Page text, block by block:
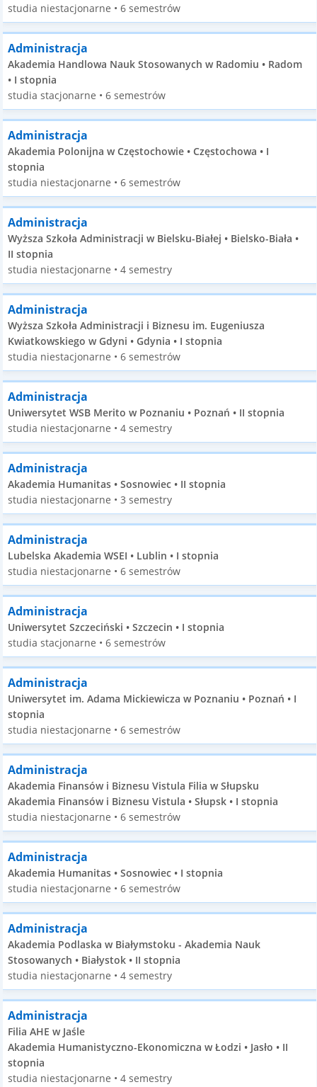
studia niestacjonarne • 6 semestrów
Administracja
Akademia Handlowa Nauk Stosowanych w Radomiu • Radom
• I stopnia
studia stacjonarne • 6 semestrów
Administracja
Akademia Polonijna w Częstochowie • Częstochowa • I
stopnia
studia niestacjonarne • 6 semestrów
Administracja
Wyższa Szkoła Administracji w Bielsku-Białej • Bielsko-Biała •
II stopnia
studia niestacjonarne • 4 semestry
Administracja
Wyższa Szkoła Administracji i Biznesu im. Eugeniusza
Kwiatkowskiego w Gdyni • Gdynia • I stopnia
studia niestacjonarne • 6 semestrów
Administracja
Uniwersytet WSB Merito w Poznaniu • Poznań • II stopnia
studia niestacjonarne • 4 semestry
Administracja
Akademia Humanitas • Sosnowiec • II stopnia
studia niestacjonarne • 3 semestry
Administracja
Lubelska Akademia WSEI • Lublin • I stopnia
studia niestacjonarne • 6 semestrów
Administracja
Uniwersytet Szczeciński • Szczecin • I stopnia
studia stacjonarne • 6 semestrów
Administracja
Uniwersytet im. Adama Mickiewicza w Poznaniu • Poznań • I
stopnia
studia niestacjonarne • 6 semestrów
Administracja
Akademia Finansów i Biznesu Vistula Filia w Słupsku
Akademia Finansów i Biznesu Vistula • Słupsk • I stopnia
studia niestacjonarne • 6 semestrów
Administracja
Akademia Humanitas • Sosnowiec • I stopnia
studia niestacjonarne • 6 semestrów
Administracja
Akademia Podlaska w Białymstoku - Akademia Nauk
Stosowanych • Białystok • II stopnia
studia niestacjonarne • 4 semestry
Administracja
Filia AHE w Jaśle
Akademia Humanistyczno-Ekonomiczna w Łodzi • Jasło • II
stopnia
studia niestacjonarne • 4 semestry